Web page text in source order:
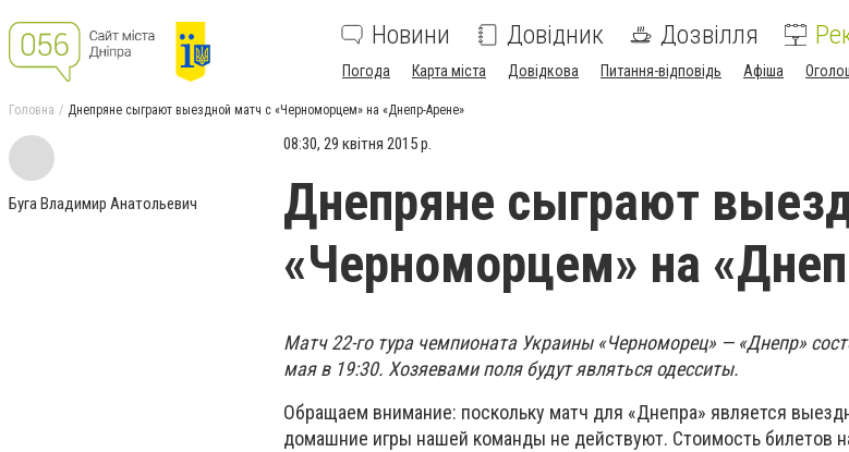
Новини Довідник Дозвілля
Погода Карта міста Довідкова Питання-відповідь Афіша
Головна Днепряне сыграют выездной матч с «Черноморцем» на «Днепр-Арене»
Буга Владимир Анатольевич
08:30, 29 квітня 2015 р.
Днепряне сыграют
«Черноморцем» на
Матч 22-го тура чемпионата Украины «Черноморец» — «Днепр»
мая в 19:30. Хозяевами поля будут являться одесситы.
Обращаем внимание: поскольку матч для «Днепра» является
домашние игры нашей команды не действуют. Стоимость билетов